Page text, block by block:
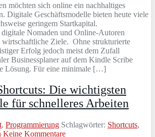
möchten sich online ein nachhaltiges
Digitale Geschäftsmodelle bieten heute viele
geringem Startkapital.
digitale Nomaden und Online‑Autoren
wirtschaftliche Ziele. Ohne strukturierte
Erfolg jedoch meist dem Zufall
Businessplaner auf dem Kindle Scribe
Lösung. Für eine minimale […]
Die wichtigsten
für schnelleres Arbeiten
, Programmierung Schlagwörter: Shortcuts,
Keine Kommentare